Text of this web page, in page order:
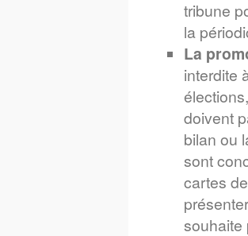
tribune
la
La
interdite
doivent
bilan ou
sont
cartes
souhaite